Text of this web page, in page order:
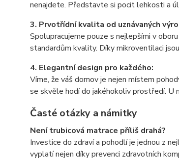
nenajdete. Představte si pocit lehkosti a
3. Prvotřídní kvalita od uznávaných
Spolupracujeme pouze s nejlepšími v
standardům kvality. Díky mikroventilaci
4. Elegantní design pro každého:
Víme, že váš domov je nejen místem
se skvěle hodí do jakéhokoliv prostředí. U
Časté otázky a námitky
Není trubicová matrace příliš drahá?
Investice do zdraví a pohodlí je jednou z
vyplatí nejen díky prevenci zdravotních